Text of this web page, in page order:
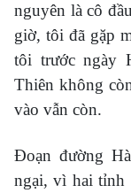
nguyên là cô
giờ, tôi đã gặp
tôi trước ngày
Thiên không
vào vẫn còn.
Đoạn đường
ngại, vì hai tỉnh